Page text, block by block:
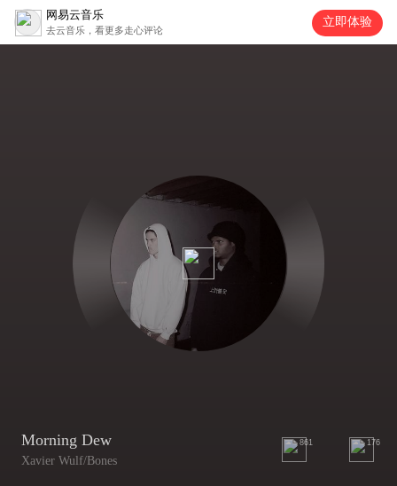
网易云音乐
去云音乐，看更多走心评论
立即体验
Morning Dew
Xavier Wulf/Bones
861 176